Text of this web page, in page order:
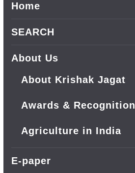
Home
SEARCH
About Us
About Krishak Jagat
Awards & Recognition
Agriculture in India
E-paper